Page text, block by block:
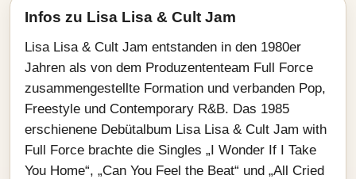
Infos zu Lisa Lisa & Cult Jam
Lisa Lisa & Cult Jam entstanden in den 1980er
Jahren als von dem Produzententeam Full Force
zusammengestellte Formation und verbanden Pop,
Freestyle und Contemporary R&B. Das 1985
erschienene Debütalbum Lisa Lisa & Cult Jam with
Full Force brachte die Singles „I Wonder If I Take
You Home“, „Can You Feel the Beat“ und „All Cried